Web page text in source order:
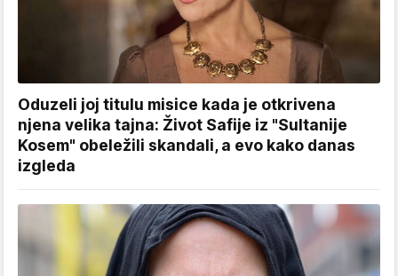
Oduzeli joj titulu misice kada je otkrivena
njena velika tajna: Život Safije iz "Sultanije
Kosem" obeležili skandali, a evo kako danas
izgleda